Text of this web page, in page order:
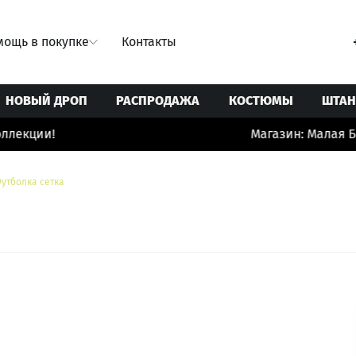
в покупке Контакты
Юбки
НОВЫЙ ДРОП РАСПРОДАЖА КОСТЮМЫ
Магазин: Малая
сетка